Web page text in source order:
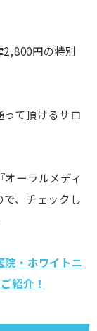
円の特別
て頂けるサロ
ーラルメディ
、チェックし
院・ホワイトニ
紹介！